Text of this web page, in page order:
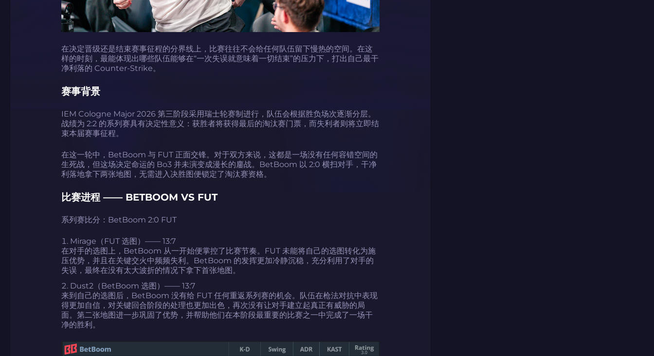
在决定晋级还是结束赛事征程的分界线上，比赛往往不会给任何队伍留下慢热的空间。在这
样的时刻，最能体现出哪些队伍能够在“一次失误就意味着一切结束”的压力下，打出自己最干
净利落的 Counter-Strike。
赛事背景
IEM Cologne Major 2026 第三阶段采用瑞士轮赛制进行，队伍会根据胜负场次逐渐分层。
战绩为 2:2 的系列赛具有决定性意义：获胜者将获得最后的淘汰赛门票，而失利者则将立即结
束本届赛事征程。
在这一轮中，BetBoom 与 FUT 正面交锋。对于双方来说，这都是一场没有任何容错空间的
生死战，但这场决定命运的 Bo3 并未演变成漫长的鏖战。BetBoom 以 2:0 横扫对手，干净
利落地拿下两张地图，无需进入决胜图便锁定了淘汰赛资格。
比赛进程 —— BETBOOM VS FUT
系列赛比分：BetBoom 2:0 FUT
Mirage（FUT 选图）—— 13:7
在对手的选图上，BetBoom 从一开始便掌控了比赛节奏。FUT 未能将自己的选图转化为施
压优势，并且在关键交火中频频失利。BetBoom 的发挥更加冷静沉稳，充分利用了对手的
失误，最终在没有太大波折的情况下拿下首张地图。
Dust2（BetBoom 选图）—— 13:7
来到自己的选图后，BetBoom 没有给 FUT 任何重返系列赛的机会。队伍在枪法对抗中表现
得更加自信，对关键回合阶段的处理也更加出色，再次没有让对手建立起真正有威胁的局
面。第二张地图进一步巩固了优势，并帮助他们在本阶段最重要的比赛之一中完成了一场干
净的胜利。